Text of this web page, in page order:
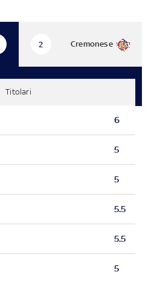
Cremonese
2
Titolari
6
5
5
5.5
5.5
5